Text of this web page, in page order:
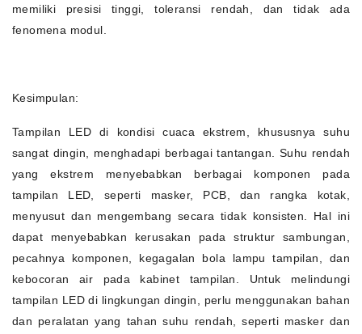
memiliki presisi tinggi, toleransi rendah, dan tidak ada
fenomena modul.
Kesimpulan:
Tampilan LED di kondisi cuaca ekstrem, khususnya suhu
sangat dingin, menghadapi berbagai tantangan. Suhu rendah
yang ekstrem menyebabkan berbagai komponen pada
tampilan LED, seperti masker, PCB, dan rangka kotak,
menyusut dan mengembang secara tidak konsisten. Hal ini
dapat menyebabkan kerusakan pada struktur sambungan,
pecahnya komponen, kegagalan bola lampu tampilan, dan
kebocoran air pada kabinet tampilan. Untuk melindungi
tampilan LED di lingkungan dingin, perlu menggunakan bahan
dan peralatan yang tahan suhu rendah, seperti masker dan